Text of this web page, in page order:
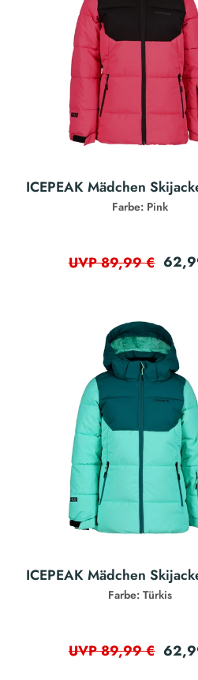
ICEPEAK Mädchen
Farbe: Pink
UVP 89,99 €
ICEPEAK Mädchen
Farbe: Türkis
UVP 89,99 €